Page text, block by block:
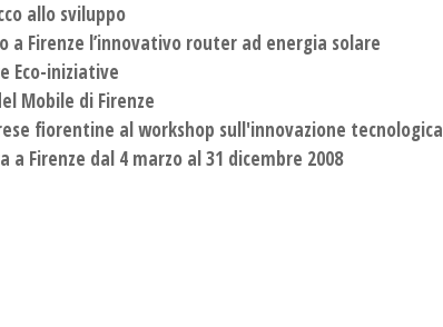
allo sviluppo
Firenze l’innovativo router ad energia solare
Eco-iniziative
Mobile di Firenze
fiorentine al workshop sull'innovazione tecnologica
a Firenze dal 4 marzo al 31 dicembre 2008